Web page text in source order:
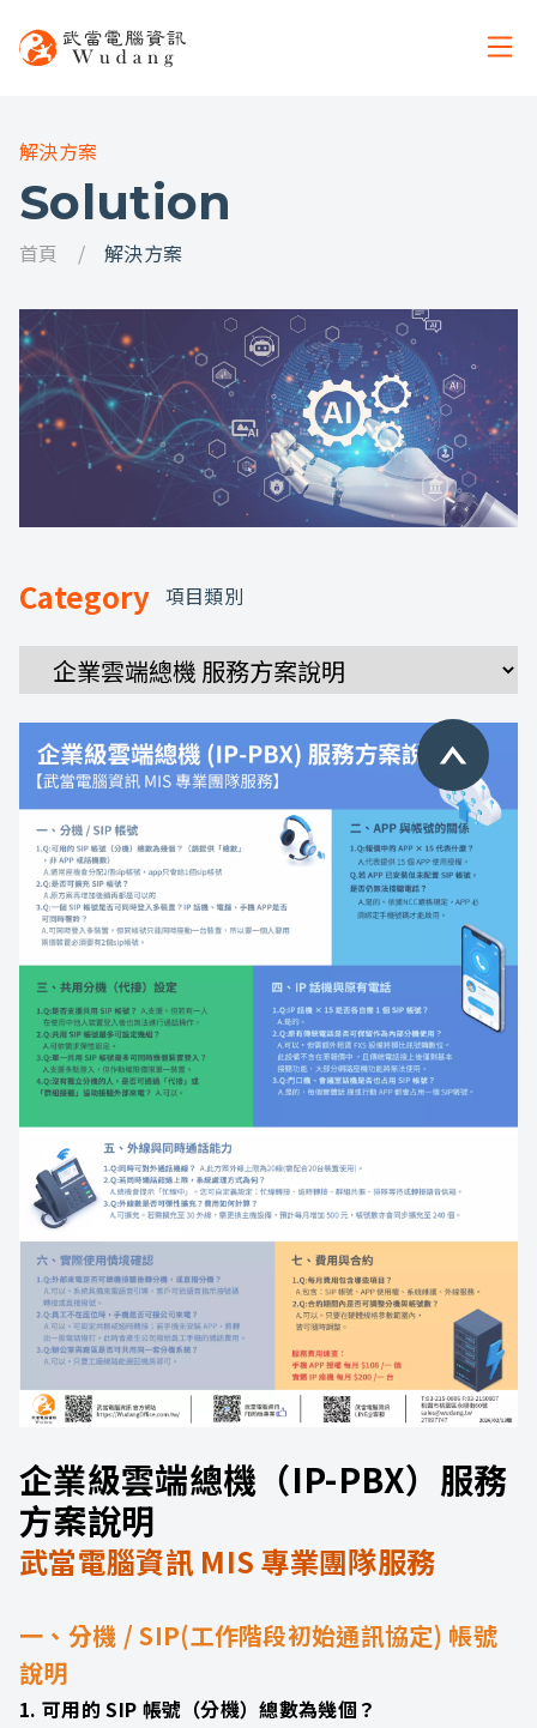
解決方案
Solution
首頁 解決方案
Category 項目類別
企業級雲端總機（IP-PBX）服務
方案說明
武當電腦資訊 MIS 專業團隊服務
一、分機 / SIP(工作階段初始通訊協定) 帳號
說明
1. 可用的 SIP 帳號（分機）總數為幾個？